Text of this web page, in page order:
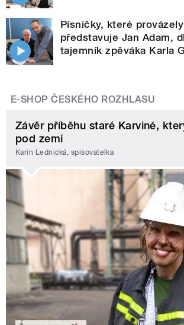
Písničky, které
představuje Jan Adam,
tajemník zpěváka Karla
E-SHOP ČESKÉHO ROZHLASU
Závěr příběhu staré Karviné,
pod zemí
Karin Lednická, spisovatelka